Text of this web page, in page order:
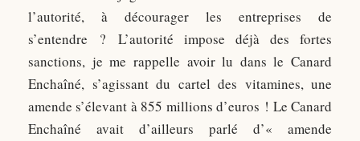
l’autorité, à décourager les entreprises de
s’entendre ? L’autorité impose déjà des fortes
sanctions, je me rappelle avoir lu dans le Canard
Enchaîné, s’agissant du cartel des vitamines, une
amende s’élevant à 855 millions d’euros ! Le Canard
Enchaîné avait d’ailleurs parlé d’« amende